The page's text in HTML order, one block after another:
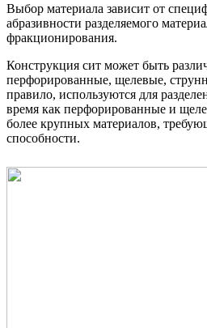
Выбор материала зависит от
абразивности разделяемого
фракционирования.
Конструкция сит может быть
перфорированные, щелевые,
правило, используются для
время как перфорированные и
более крупных материалов,
способности.